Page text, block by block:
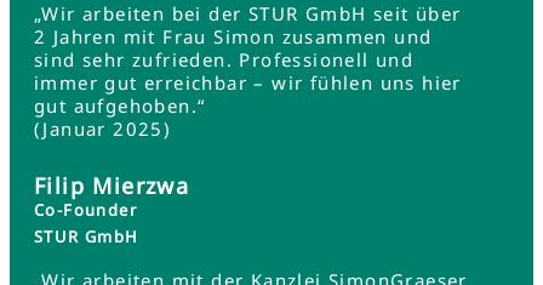
„Wir arbeiten bei der STUR GmbH seit über
2 Jahren mit Frau Simon zusammen und
sind sehr zufrieden. Professionell und
immer gut erreichbar – wir fühlen uns hier
gut aufgehoben.“
(Januar 2025)
Filip Mierzwa
Co-Founder
STUR GmbH
„Wir arbeiten mit der Kanzlei SimonGraeser